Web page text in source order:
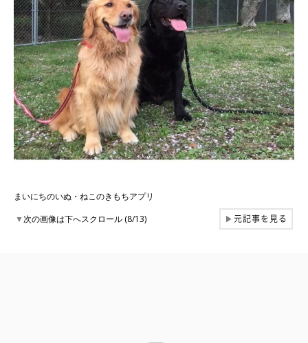
まいにちのいぬ・ねこのきもちアプリ
▼次の画像は下へスクロール (8/13) ▶元記事を見る